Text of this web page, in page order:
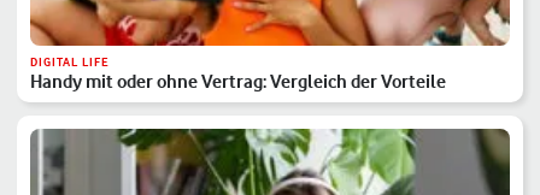
DIGITAL LIFE
Handy mit oder ohne Vertrag: Vergleich der Vorteile